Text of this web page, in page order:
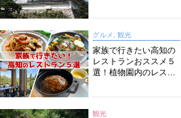
グルメ, 観光
家族で行きたい高知の
レストランおススメ５
選！植物園内のレスト
観光